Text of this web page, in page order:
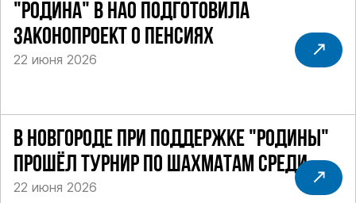
"РОДИНА" В НАО ПОДГОТОВИЛА
ЗАКОНОПРОЕКТ О ПЕНСИЯХ
22 июня 2026
В НОВГОРОДЕ ПРИ ПОДДЕРЖКЕ "РОДИНЫ"
ПРОШЁЛ ТУРНИР ПО ШАХМАТАМ СРЕДИ
СИЛОВИКОВ
22 июня 2026